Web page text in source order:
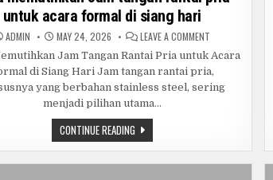
untuk acara formal di siang hari
ADMIN MAY 24, 2026 LEAVE A COMMENT
MEMUTIHKAN
TANGAN
RANTAI
PRIA
HARI
Jam Tangan Rantai Pria untuk Acara
di Siang Hari Jam tangan rantai pria,
yang berbahan stainless steel, sering
menjadi pilihan utama…
CONTINUE READINGCARA
MEMUTIHKAN
JAM